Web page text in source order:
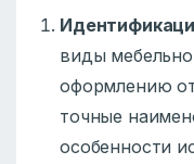
виды
оформлению
точные
особенности